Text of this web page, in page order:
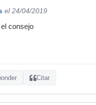
el 24/04/2019
consejo
Citar